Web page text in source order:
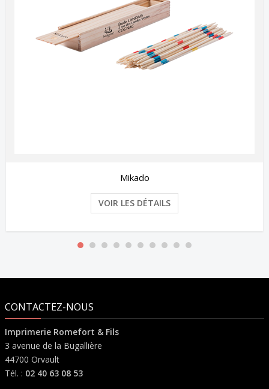
Mikado
VOIR LES DÉTAILS
CONTACTEZ-NOUS
Imprimerie Romefort & Fils
3 avenue de la Bugallière
44700 Orvault
Tél. : 02 40 63 08 53